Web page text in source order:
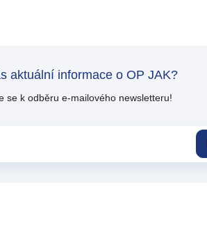
aktuální informace o OP JAK?
se k odběru e-mailového newsletteru!